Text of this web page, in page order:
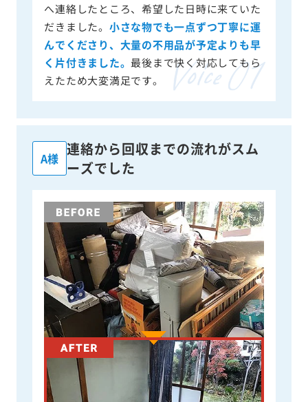
へ連絡したところ、希望した日時に来ていた
だきました。 小さな物でも一点ずつ丁寧に運
んでくださり、大量の不用品が予定よりも早
く片付きました。 最後まで快く対応してもら
えたため大変満足です。
A様
連絡から回収までの流れがスム
ーズでした